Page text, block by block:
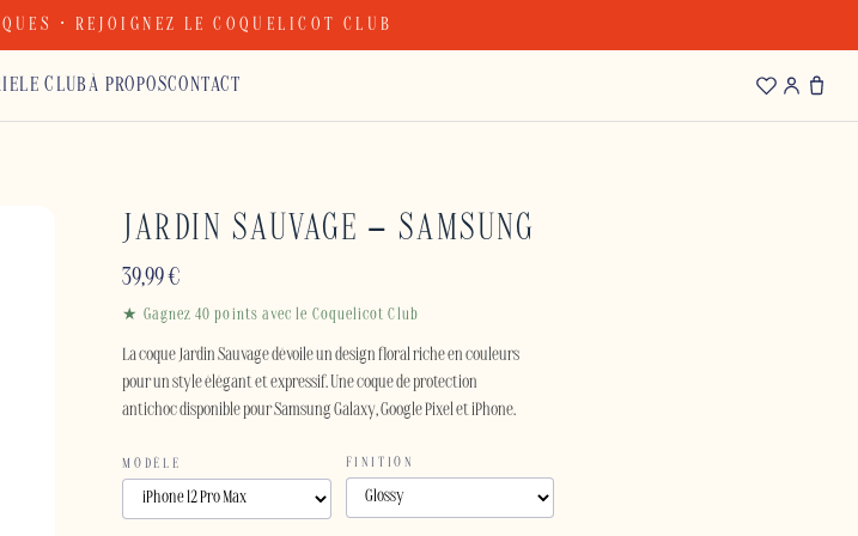
· REJOIGNEZ LE COQUELICOT CLUB
LE CLUBÀ PROPOSCONTACT
JARDIN SAUVAGE – SAMSUNG
39,99€
★ Gagnez 40 points avec le Coquelicot Club
La coque Jardin Sauvage dévoile un design floral riche en couleurs
pour un style élégant et expressif. Une coque de protection
antichoc disponible pour Samsung Galaxy, Google Pixel et iPhone.
MODÈLE FINITION